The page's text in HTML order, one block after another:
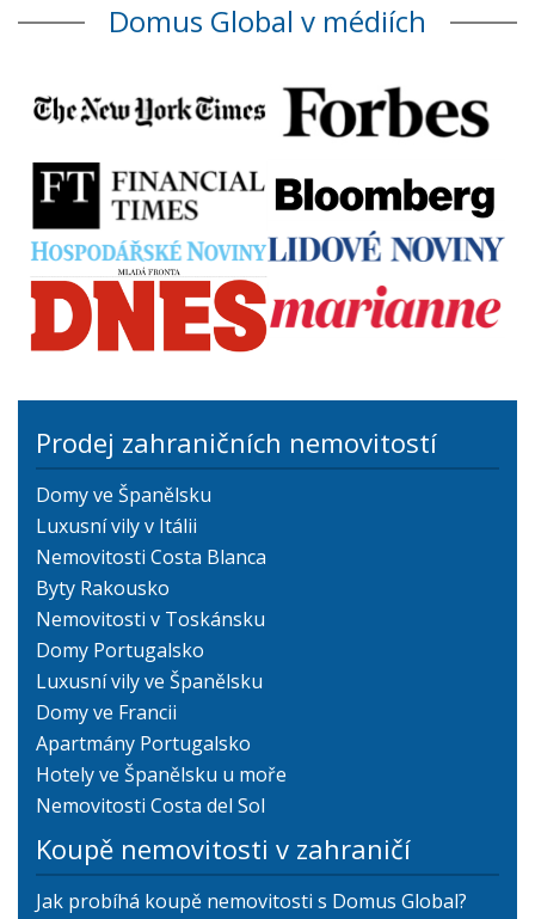
Domus Global v médiích
Prodej zahraničních nemovitostí
Domy ve Španělsku
Luxusní vily v Itálii
Nemovitosti Costa Blanca
Byty Rakousko
Nemovitosti v Toskánsku
Domy Portugalsko
Luxusní vily ve Španělsku
Domy ve Francii
Apartmány Portugalsko
Hotely ve Španělsku u moře
Nemovitosti Costa del Sol
Koupě nemovitosti v zahraničí
Jak probíhá koupě nemovitosti s Domus Global?